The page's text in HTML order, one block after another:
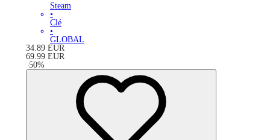
Steam
•
Clé
•
GLOBAL
34.89 EUR
69.99 EUR
-50%